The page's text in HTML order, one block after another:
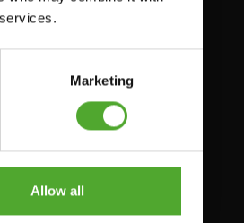
Marketing
Allow all